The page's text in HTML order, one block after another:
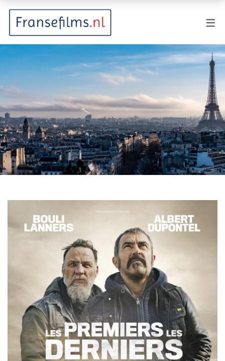
Animatie
Documentaire
Drama
Fantasy
Horror
Misdaad
Oorlogsfilm
Romantische komedie
Thriller